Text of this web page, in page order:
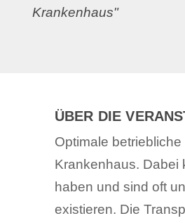
Krankenhaus"
ÜBER DIE
Optimale
Krankenhaus. Dabei
haben und sind oft
existieren. Die